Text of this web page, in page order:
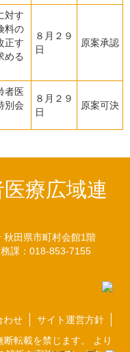
対す
料の
正す
める
８月２９
日
原案承認
者医
別会
８月２９
日
原案可決
療広域連
秋田県市町村会館1階
課：018-853-7155
わせ
サイト運営方針
転載を禁じます。 より